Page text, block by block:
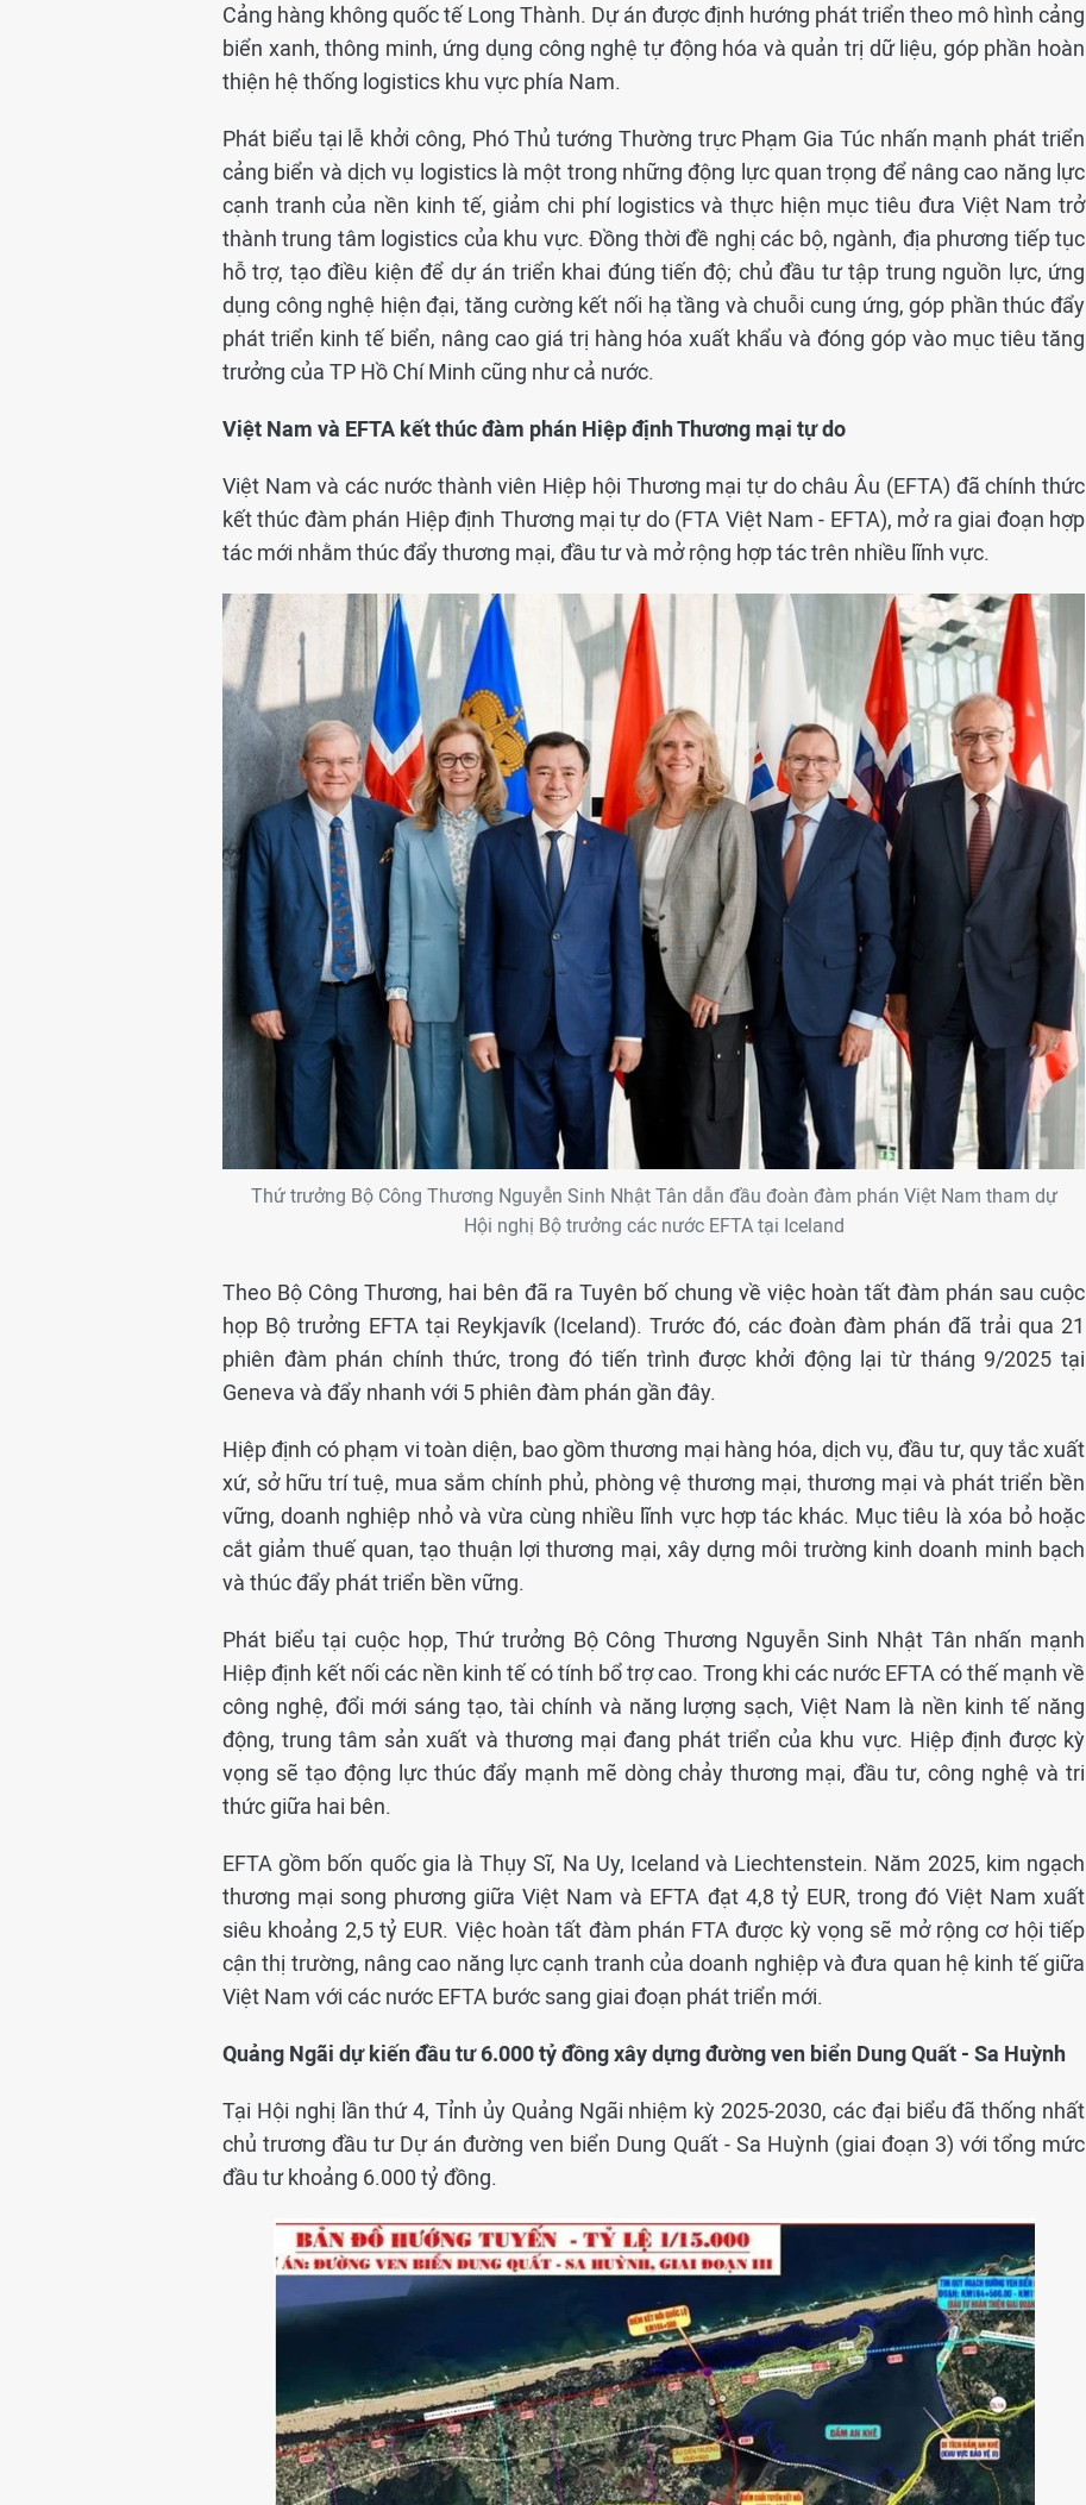
Cảng hàng không quốc tế Long Thành. Dự án được định hướng phát triển theo mô hình cảng
biển xanh, thông minh, ứng dụng công nghệ tự động hóa và quản trị dữ liệu, góp phần hoàn
thiện hệ thống logistics khu vực phía Nam.
Phát biểu tại lễ khởi công, Phó Thủ tướng Thường trực Phạm Gia Túc nhấn mạnh phát triển
cảng biển và dịch vụ logistics là một trong những động lực quan trọng để nâng cao năng lực
cạnh tranh của nền kinh tế, giảm chi phí logistics và thực hiện mục tiêu đưa Việt Nam trở
thành trung tâm logistics của khu vực. Đồng thời đề nghị các bộ, ngành, địa phương tiếp tục
hỗ trợ, tạo điều kiện để dự án triển khai đúng tiến độ; chủ đầu tư tập trung nguồn lực, ứng
dụng công nghệ hiện đại, tăng cường kết nối hạ tầng và chuỗi cung ứng, góp phần thúc đẩy
phát triển kinh tế biển, nâng cao giá trị hàng hóa xuất khẩu và đóng góp vào mục tiêu tăng
trưởng của TP Hồ Chí Minh cũng như cả nước.
Việt Nam và EFTA kết thúc đàm phán Hiệp định Thương mại tự do
Việt Nam và các nước thành viên Hiệp hội Thương mại tự do châu Âu (EFTA) đã chính thức
kết thúc đàm phán Hiệp định Thương mại tự do (FTA Việt Nam - EFTA), mở ra giai đoạn hợp
tác mới nhằm thúc đẩy thương mại, đầu tư và mở rộng hợp tác trên nhiều lĩnh vực.
Thứ trưởng Bộ Công Thương Nguyễn Sinh Nhật Tân dẫn đầu đoàn đàm phán Việt Nam tham dự
Hội nghị Bộ trưởng các nước EFTA tại Iceland
Theo Bộ Công Thương, hai bên đã ra Tuyên bố chung về việc hoàn tất đàm phán sau cuộc
họp Bộ trưởng EFTA tại Reykjavík (Iceland). Trước đó, các đoàn đàm phán đã trải qua 21
phiên đàm phán chính thức, trong đó tiến trình được khởi động lại từ tháng 9/2025 tại
Geneva và đẩy nhanh với 5 phiên đàm phán gần đây.
Hiệp định có phạm vi toàn diện, bao gồm thương mại hàng hóa, dịch vụ, đầu tư, quy tắc xuất
xứ, sở hữu trí tuệ, mua sắm chính phủ, phòng vệ thương mại, thương mại và phát triển bền
vững, doanh nghiệp nhỏ và vừa cùng nhiều lĩnh vực hợp tác khác. Mục tiêu là xóa bỏ hoặc
cắt giảm thuế quan, tạo thuận lợi thương mại, xây dựng môi trường kinh doanh minh bạch
và thúc đẩy phát triển bền vững.
Phát biểu tại cuộc họp, Thứ trưởng Bộ Công Thương Nguyễn Sinh Nhật Tân nhấn mạnh
Hiệp định kết nối các nền kinh tế có tính bổ trợ cao. Trong khi các nước EFTA có thế mạnh về
công nghệ, đổi mới sáng tạo, tài chính và năng lượng sạch, Việt Nam là nền kinh tế năng
động, trung tâm sản xuất và thương mại đang phát triển của khu vực. Hiệp định được kỳ
vọng sẽ tạo động lực thúc đẩy mạnh mẽ dòng chảy thương mại, đầu tư, công nghệ và tri
thức giữa hai bên.
EFTA gồm bốn quốc gia là Thụy Sĩ, Na Uy, Iceland và Liechtenstein. Năm 2025, kim ngạch
thương mại song phương giữa Việt Nam và EFTA đạt 4,8 tỷ EUR, trong đó Việt Nam xuất
siêu khoảng 2,5 tỷ EUR. Việc hoàn tất đàm phán FTA được kỳ vọng sẽ mở rộng cơ hội tiếp
cận thị trường, nâng cao năng lực cạnh tranh của doanh nghiệp và đưa quan hệ kinh tế giữa
Việt Nam với các nước EFTA bước sang giai đoạn phát triển mới.
Quảng Ngãi dự kiến đầu tư 6.000 tỷ đồng xây dựng đường ven biển Dung Quất - Sa Huỳnh
Tại Hội nghị lần thứ 4, Tỉnh ủy Quảng Ngãi nhiệm kỳ 2025-2030, các đại biểu đã thống nhất
chủ trương đầu tư Dự án đường ven biển Dung Quất - Sa Huỳnh (giai đoạn 3) với tổng mức
đầu tư khoảng 6.000 tỷ đồng.